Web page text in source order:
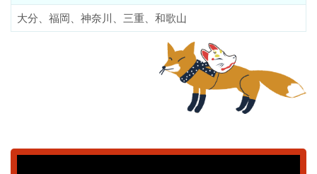
大分、福岡、神奈川、三重、和歌山